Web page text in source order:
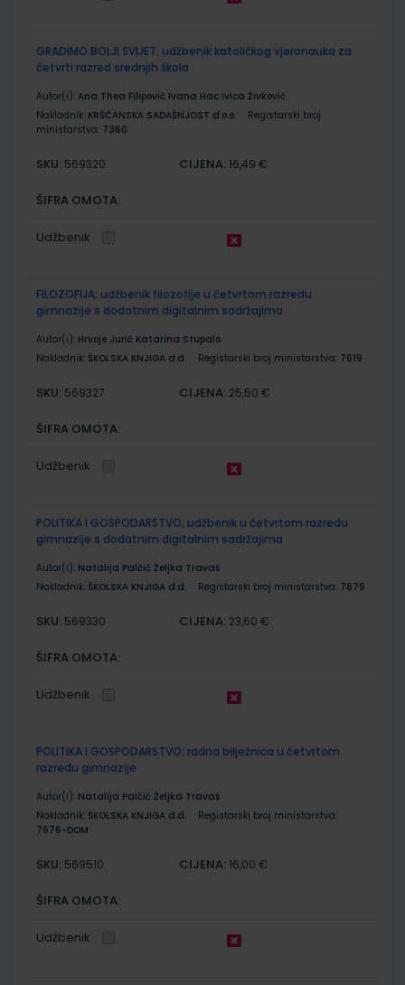
GRADIMO BOLJI SVIJET; udžbenik katoličkog vjeronauka za
četvrti razred srednjih škola
Autor(i): Ana Thea Filipović Ivana Hac Ivica Živković
Nakladnik: KRŠĆANSKA SADAŠNJOST d.o.o.
Registarski broj
ministarstva: 7360
SKU: 569320 CIJENA: 16,49 €
ŠIFRA OMOTA:
Udžbenik
FILOZOFIJA; udžbenik filozofije u četvrtom razredu
gimnazije s dodatnim digitalnim sadržajima
Autor(i): Hrvoje Jurić Katarina Stupalo
Nakladnik: ŠKOLSKA KNJIGA d.d. Registarski broj ministarstva: 7619
SKU: 569327 CIJENA: 25,50 €
ŠIFRA OMOTA:
Udžbenik
POLITIKA I GOSPODARSTVO; udžbenik u četvrtom razredu
gimnazije s dodatnim digitalnim sadržajima
Autor(i): Natalija Palčić Željka Travaš
Nakladnik: ŠKOLSKA KNJIGA d.d. Registarski broj ministarstva: 7676
SKU: 569330 CIJENA: 23,60 €
ŠIFRA OMOTA:
Udžbenik
POLITIKA I GOSPODARSTVO; radna bilježnica u četvrtom
razredu gimnazije
Autor(i): Natalija Palčić Željka Travaš
Nakladnik: ŠKOLSKA KNJIGA d.d.
Registarski broj ministarstva:
7676-DOM
SKU: 569510 CIJENA: 16,00 €
ŠIFRA OMOTA:
Udžbenik